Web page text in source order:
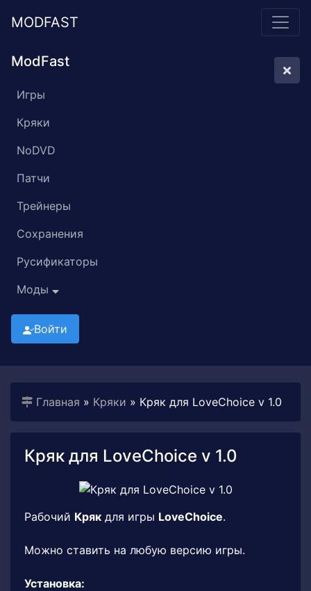
MODFAST
ModFast
Игры
Кряки
NoDVD
Патчи
Трейнеры
Сохранения
Русификаторы
Моды
Войти
Главная » Кряки » Кряк для LoveChoice v 1.0
Кряк для LoveChoice v 1.0
Рабочий Кряк для игры LoveChoice.
Можно ставить на любую версию игры.
Установка: